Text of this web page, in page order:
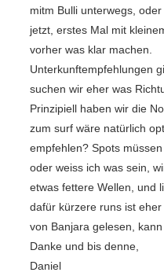
mitm Bulli unterwegs,
jetzt, erstes Mal mit
vorher was klar machen.
Unterkunftempfehlungen
suchen wir eher was
Prinzipiell haben wir die
zum surf wäre natürlich
empfehlen? Spots
oder weiss ich was sein,
etwas fettere Wellen, und
dafür kürzere runs ist
von Banjara gelesen,
Danke und bis denne,
Daniel